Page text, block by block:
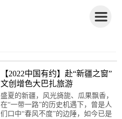
【2022中国有约】赴“新疆之窗”
文创增色大巴扎旅游
盛夏的新疆，风光旖旎、瓜果飘香，
在“一带一路”的历史机遇下，曾是人
们口中“春风不度”的边陲，如今已是